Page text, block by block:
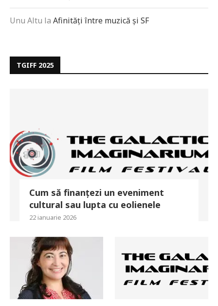
Unu Altu la Afinități între muzică și SF
TGIFF 2025
Cum să finanțezi un eveniment
cultural sau lupta cu eolienele
22 ianuarie 2026